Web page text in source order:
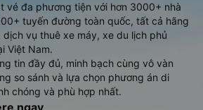
vé đa phương tiện với hơn 3000+ nhà
tuyến đường toàn quốc, tất cả hãng
vụ thuê xe máy, xe du lịch phủ
Việt Nam.
tin đầy đủ, minh bạch cùng vô vàn
so sánh và lựa chọn phương án di
chóng và phù hợp nhất.